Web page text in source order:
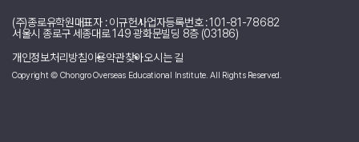
▲ 이전글'해외대학 진학 설명회'개최
▼ 다음글전미 항공대 1위, 엠브리리들, 26년 9월 마감 임박